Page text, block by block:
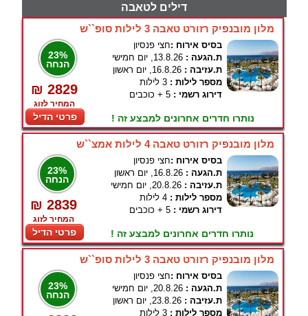
דילים לטאבה
מלון מובנפיק רזורט טאבה 3 לילות סופ``ש
23%
הנחה
₪ 2829
המחיר לזוג
פרטי הדיל
בסיס אירוח :חצי פנסיון
ת.הגעה : 13.8.26, יום חמישי
ת.עזיבה : 16.8.26, יום ראשון
מספר לילות : 3 לילות
דירוג רשמי : 5 + כוכבים
נותרו חדרים אחרונים למבצע זה !
מלון מובנפיק רזורט טאבה 4 לילות אמצ``ש
23%
הנחה
₪ 2839
המחיר לזוג
פרטי הדיל
בסיס אירוח :חצי פנסיון
ת.הגעה : 16.8.26, יום ראשון
ת.עזיבה : 20.8.26, יום חמישי
מספר לילות : 4 לילות
דירוג רשמי : 5 + כוכבים
נותרו חדרים אחרונים למבצע זה !
מלון מובנפיק רזורט טאבה 3 לילות סופ``ש
23%
הנחה
בסיס אירוח :חצי פנסיון
ת.הגעה : 20.8.26, יום חמישי
ת.עזיבה : 23.8.26, יום ראשון
מספר לילות : 3 לילות